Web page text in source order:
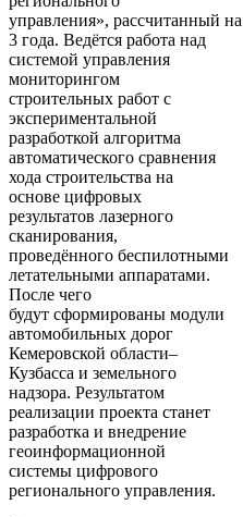
управления», рассчитанный на
3 года. Ведётся работа над
системой управления
мониторингом
строительных работ с
экспериментальной
разработкой алгоритма
автоматического сравнения
хода строительства на
основе цифровых
результатов лазерного
сканирования,
проведённого беспилотными
летательными аппаратами.
После чего
будут сформированы модули
автомобильных дорог
Кемеровской области–
Кузбасса и земельного
надзора. Результатом
реализации проекта станет
разработка и внедрение
геоинформационной
системы цифрового
регионального управления.